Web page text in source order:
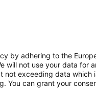
by adhering to the
will not use your data for
not exceeding data which
You can grant your